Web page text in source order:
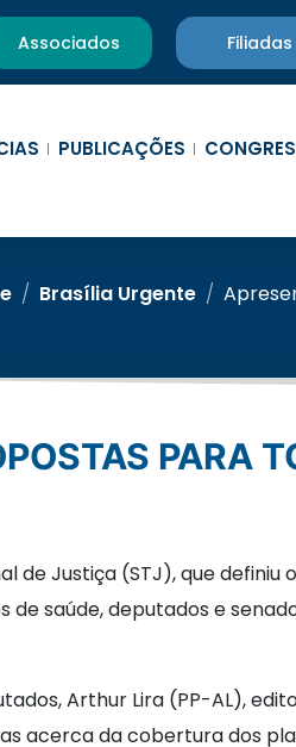
Associados Filiadas
PUBLICAÇÕES
/ Brasília Urgente /
de Justiça (STJ), que
saúde, deputados e
Arthur Lira (PP-AL),
acerca da cobertura dos